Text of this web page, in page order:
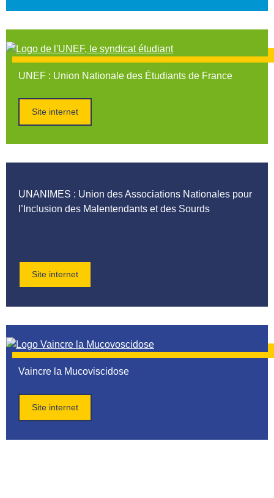
UNEF : Union Nationale des Étudiants de France
Site internet
UNANIMES : Union des Associations Nationales pour
l’Inclusion des Malentendants et des Sourds
Site internet
Vaincre la Mucoviscidose
Site internet